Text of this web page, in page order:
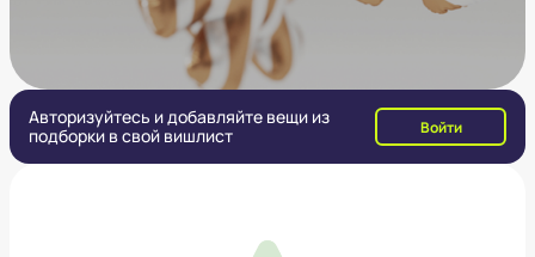
Авторизуйтесь и добавляйте вещи из
подборки в свой вишлист
Войти